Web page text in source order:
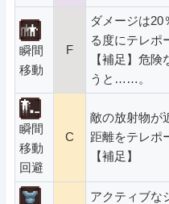
瞬間
移動
F
ダメージは20
る度にテレポ
【補足】危
うと……。
瞬間
移動
回避
C
敵の放射物が
距離をテレポ
【補足】
アクティブな